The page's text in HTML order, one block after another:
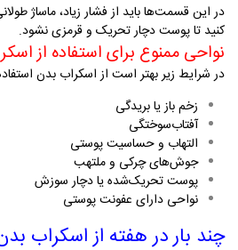
در این قسمت‌ها باید از فشار زیاد، ماساژ
کنید تا پوست دچار تحریک و قرمزی نشود.
نواحی ممنوع برای استفاده از
در شرایط زیر بهتر است از اسکراب بدن
زخم باز یا بریدگی
آفتاب‌سوختگی
التهاب و حساسیت پوستی
جوش‌های چرکی و ملتهب
پوست تحریک‌شده یا دچار سوزش
نواحی دارای عفونت پوستی
چند بار در هفته از اسکراب